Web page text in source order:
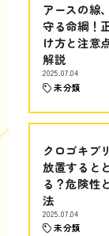
アースの線
守る命綱！
け方と注意
解説
2025.07.04
未分類
クロゴキブ
放置すると
る？危険性
法
2025.07.04
未分類